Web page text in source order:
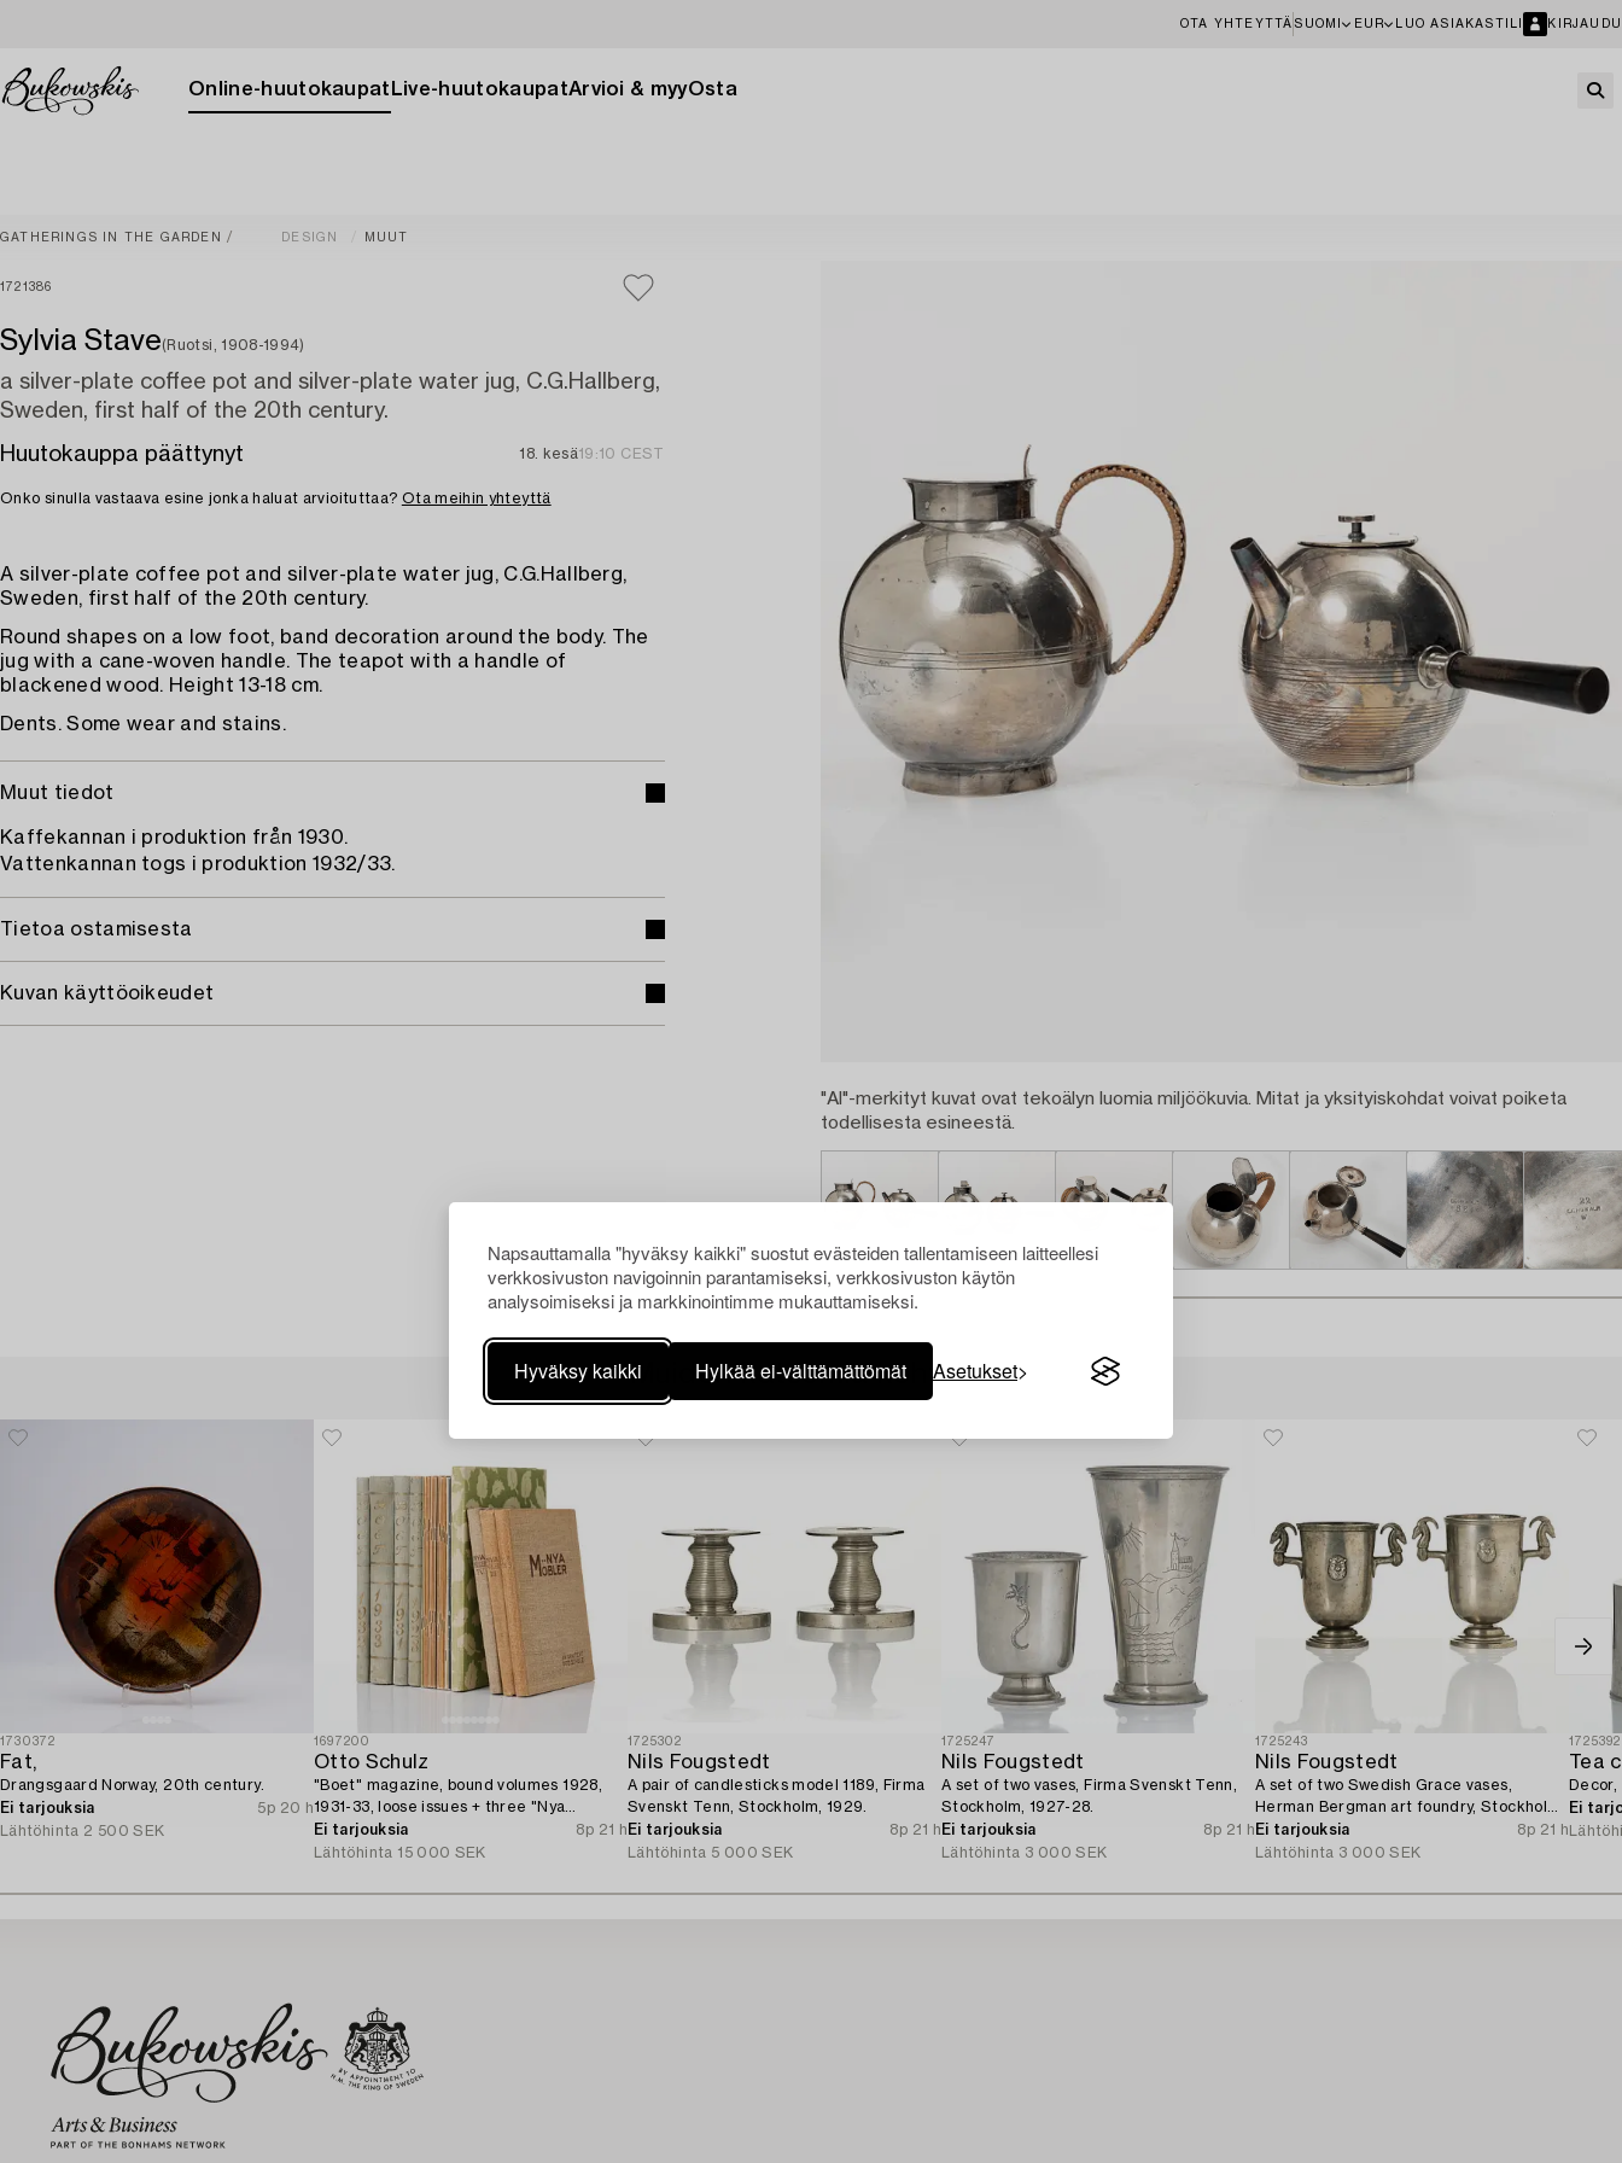
Napsauttamalla "hyväksy kaikki" suostut evästeiden tallentamiseen laitteellesi
verkkosivuston navigoinnin parantamiseksi, verkkosivuston käytön
analysoimiseksi ja markkinointimme mukauttamiseksi.
Hyväksy kaikki Hylkää ei-välttämättömät Asetukset
OTA YHTEYTTÄ SUOMI EUR LUO ASIAKASTILI KIRJAUDU
Online-huutokaupat Live-huutokaupatArvioi & myyOsta
GATHERINGS IN THE GARDEN DESIGN MUUT
1721386
Sylvia Stave(Ruotsi, 1908-1994)
a silver-plate coffee pot and silver-plate water jug, C.G.Hallberg,
Sweden, first half of the 20th century.
Huutokauppa päättynyt
18. kesä19:10 CEST
Onko sinulla vastaava esine jonka haluat arvioituttaa? Ota meihin yhteyttä
A silver-plate coffee pot and silver-plate water jug, C.G.Hallberg,
Sweden, first half of the 20th century.
Round shapes on a low foot, band decoration around the body. The
jug with a cane-woven handle. The teapot with a handle of
blackened wood. Height 13-18 cm.
Dents. Some wear and stains.
Muut tiedot
Kaffekannan i produktion från 1930.
Vattenkannan togs i produktion 1932/33.
Tietoa ostamisesta
Kuvan käyttöoikeudet
"AI"-merkityt kuvat ovat tekoälyn luomia miljöökuvia. Mitat ja yksityiskohdat voivat poiketa
todellisesta esineestä.
Muiden katsomia kohteita
1730372
Fat,
Drangsgaard Norway, 20th century.
Ei tarjouksia
5p 20 h
Lähtöhinta 2 500 SEK
1697200
Otto Schulz
"Boet" magazine, bound volumes 1928,
1931-33, loose issues + three "Nya
Möbler" and the 1945 jubilee publication.
Ei tarjouksia
8p 21 h
Lähtöhinta 15 000 SEK
1725302
Nils Fougstedt
A pair of candlesticks model 1189, Firma
Svenskt Tenn, Stockholm, 1929.
Ei tarjouksia
8p 21 h
Lähtöhinta 5 000 SEK
1725247
Nils Fougstedt
A set of two vases, Firma Svenskt Tenn,
Stockholm, 1927-28.
Ei tarjouksia
8p 21 h
Lähtöhinta 3 000 SEK
1725243
Nils Fougstedt
A set of two Swedish Grace vases,
Herman Bergman art foundry, Stockholm,
1930.
Ei tarjouksia
8p 21 h
Lähtöhinta 3 000 SEK
1725392
Tea
Ei